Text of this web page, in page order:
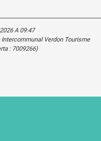
A 09:47
Verdon Tourisme
: 7009266)